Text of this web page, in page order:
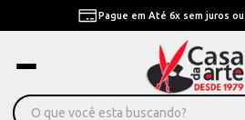
Pague em Até 6x sem juros